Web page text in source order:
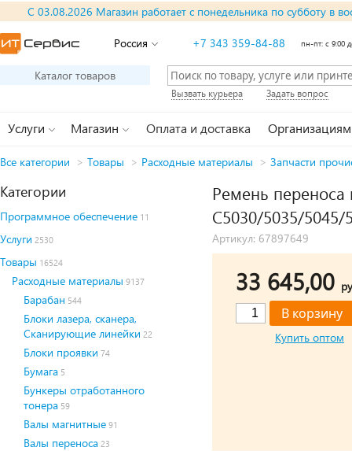
С 03.08.2026 Магазин работает с понедельника по субботу в
Россия +7 343 359-84-88 пн-пт: с 9:00
Каталог товаров
Вызвать курьера Задать вопрос
Услуги Магазин Оплата и доставка Организациям
Все категории > Товары > Расходные материалы > Запчасти
Категории
Программное обеспечение 11
Услуги 2530
Товары 16524
Расходные материалы 9137
Барабан 544
Блоки лазера, сканера,
Сканирующие линейки 22
Блоки проявки 74
Бумага 5
Бункеры отработанного
тонера 59
Валы магнитные 91
Валы переноса 23
Ремень
C5030/5035/
Артикул: 67897649
33 645,00
Купить оптом